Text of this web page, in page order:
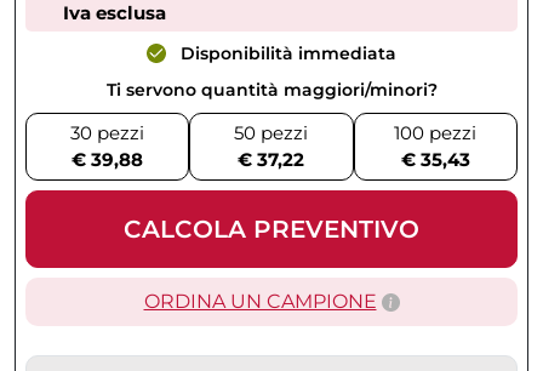
Iva esclusa
Disponibilità immediata
Ti servono quantità maggiori/minori?
30 pezzi
€ 39,88
50 pezzi
€ 37,22
100 pezzi
€ 35,43
CALCOLA PREVENTIVO
ORDINA UN CAMPIONE